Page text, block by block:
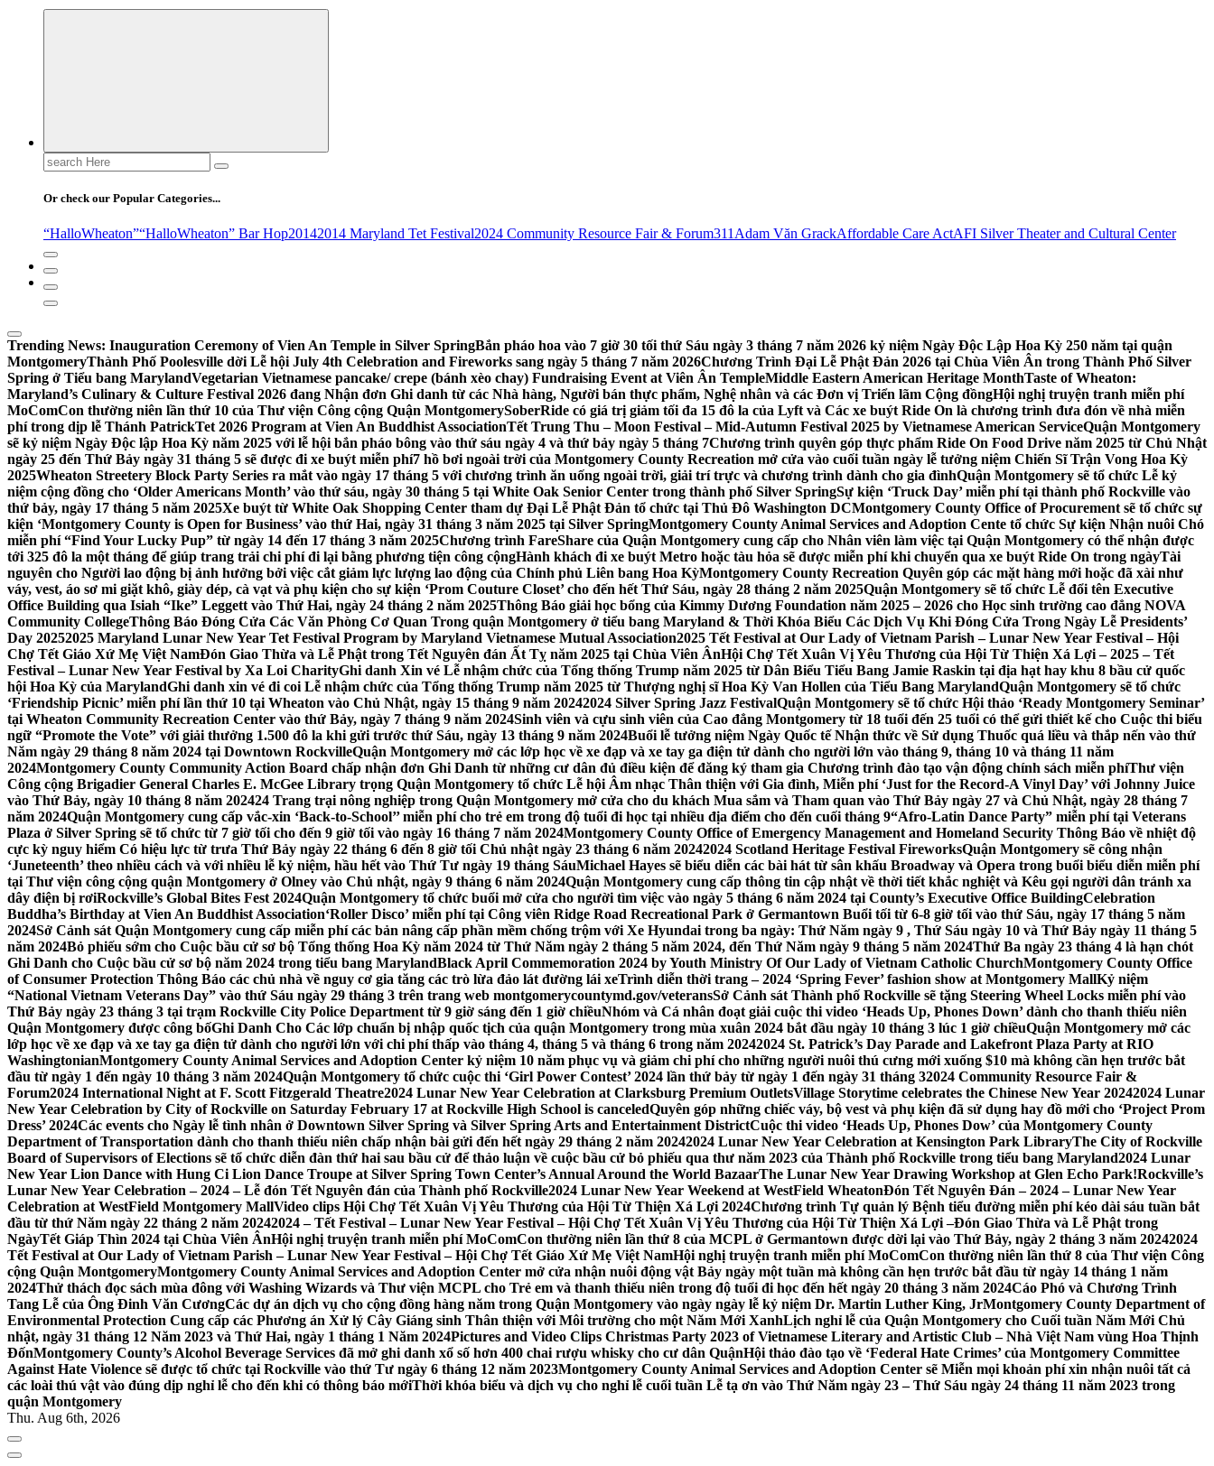
Search
for:
Or check our Popular Categories...
“HalloWheaton”“HalloWheaton” Bar Hop20142014 Maryland Tet Festival2024 Community Resource Fair & Forum311 Adam Văn GrackAffordable Care ActAFI Silver Theater and Cultural Center
Trending News: Inauguration Ceremony of Vien An Temple in Silver SpringBắn pháo hoa vào 7 giờ 30 tối thứ Sáu ngày 3 tháng 7 năm 2026 kỷ niệm Ngày Độc Lập Hoa Kỳ 250 năm tại quận
MontgomeryThành Phố Poolesville dời Lễ hội July 4th Celebration and Fireworks sang ngày 5 tháng 7 năm 2026Chương Trình Đại Lễ Phật Đản 2026 tại Chùa Viên Ân trong Thành Phố Silver
Spring ở Tiểu bang MarylandVegetarian Vietnamese pancake/ crepe (bánh xèo chay) Fundraising Event at Viên Ân TempleMiddle Eastern American Heritage MonthTaste of Wheaton:
Maryland’s Culinary & Culture Festival 2026 đang Nhận đơn Ghi danh từ các Nhà hàng, Người bán thực phẩm, Nghệ nhân và các Đơn vị Triển lãm Cộng đồngHội nghị truyện tranh miễn phí
MoComCon thường niên lần thứ 10 của Thư viện Công cộng Quận MontgomerySoberRide có giá trị giảm tối đa 15 đô la của Lyft và Các xe buýt Ride On là chương trình đưa đón về nhà miễn
phí trong dịp lễ Thánh PatrickTet 2026 Program at Vien An Buddhist AssociationTết Trung Thu – Moon Festival – Mid-Autumn Festival 2025 by Vietnamese American ServiceQuận Montgomery
sẽ kỷ niệm Ngày Độc lập Hoa Kỳ năm 2025 với lễ hội bắn pháo bông vào thứ sáu ngày 4 và thứ bảy ngày 5 tháng 7Chương trình quyên góp thực phẩm Ride On Food Drive năm 2025 từ Chủ Nhật
ngày 25 đến Thứ Bảy ngày 31 tháng 5 sẽ được đi xe buýt miễn phí7 hồ bơi ngoài trời của Montgomery County Recreation mở cửa vào cuối tuần ngày lễ tưởng niệm Chiến Sĩ Trận Vong Hoa Kỳ
2025Wheaton Streetery Block Party Series ra mắt vào ngày 17 tháng 5 với chương trình ăn uống ngoài trời, giải trí trực và chương trình dành cho gia đìnhQuận Montgomery sẽ tổ chức Lễ kỷ
niệm cộng đồng cho ‘Older Americans Month’ vào thứ sáu, ngày 30 tháng 5 tại White Oak Senior Center trong thành phố Silver SpringSự kiện ‘Truck Day’ miễn phí tại thành phố Rockville vào
thứ bảy, ngày 17 tháng 5 năm 2025Xe buýt từ White Oak Shopping Center tham dự Đại Lễ Phật Đản tổ chức tại Thủ Đô Washington DCMontgomery County Office of Procurement sẽ tổ chức sự
kiện ‘Montgomery County is Open for Business’ vào thứ Hai, ngày 31 tháng 3 năm 2025 tại Silver SpringMontgomery County Animal Services and Adoption Cente tổ chức Sự kiện Nhận nuôi Chó
miễn phí “Find Your Lucky Pup” từ ngày 14 đến 17 tháng 3 năm 2025Chương trình FareShare của Quận Montgomery cung cấp cho Nhân viên làm việc tại Quận Montgomery có thể nhận được
tới 325 đô la một tháng để giúp trang trải chi phí đi lại bằng phương tiện công cộngHành khách đi xe buýt Metro hoặc tàu hỏa sẽ được miễn phí khi chuyển qua xe buýt Ride On trong ngàyTài
nguyên cho Người lao động bị ảnh hưởng bởi việc cắt giảm lực lượng lao động của Chính phủ Liên bang Hoa KỳMontgomery County Recreation Quyên góp các mặt hàng mới hoặc đã xài như
váy, vest, áo sơ mi giặt khô, giày dép, cà vạt và phụ kiện cho sự kiện ‘Prom Couture Closet’ cho đến hết Thứ Sáu, ngày 28 tháng 2 năm 2025Quận Montgomery sẽ tổ chức Lễ đổi tên Executive
Office Building qua Isiah “Ike” Leggett vào Thứ Hai, ngày 24 tháng 2 năm 2025Thông Báo giải học bổng của Kimmy Dương Foundation năm 2025 – 2026 cho Học sinh trường cao đẳng NOVA
Community CollegeThông Báo Đóng Cửa Các Văn Phòng Cơ Quan Trong quận Montgomery ở tiểu bang Maryland & Thời Khóa Biểu Các Dịch Vụ Khi Đóng Cửa Trong Ngày Lễ Presidents’
Day 20252025 Maryland Lunar New Year Tet Festival Program by Maryland Vietnamese Mutual Association2025 Tết Festival at Our Lady of Vietnam Parish – Lunar New Year Festival – Hội
Chợ Tết Giáo Xứ Mẹ Việt NamĐón Giao Thừa và Lễ Phật trong Tết Nguyên đán Ất Tỵ năm 2025 tại Chùa Viên ÂnHội Chợ Tết Xuân Vị Yêu Thương của Hội Từ Thiện Xá Lợi – 2025 – Tết
Festival – Lunar New Year Festival by Xa Loi CharityGhi danh Xin vé Lễ nhậm chức của Tổng thống Trump năm 2025 từ Dân Biểu Tiểu Bang Jamie Raskin tại địa hạt hay khu 8 bầu cử quốc
hội Hoa Kỳ của MarylandGhi danh xin vé đi coi Lễ nhậm chức của Tổng thống Trump năm 2025 từ Thượng nghị sĩ Hoa Kỳ Van Hollen của Tiểu Bang MarylandQuận Montgomery sẽ tổ chức
‘Friendship Picnic’ miễn phí lần thứ 10 tại Wheaton vào Chủ Nhật, ngày 15 tháng 9 năm 20242024 Silver Spring Jazz FestivalQuận Montgomery sẽ tổ chức Hội thảo ‘Ready Montgomery Seminar’
tại Wheaton Community Recreation Center vào thứ Bảy, ngày 7 tháng 9 năm 2024Sinh viên và cựu sinh viên của Cao đẳng Montgomery từ 18 tuổi đến 25 tuổi có thể gửi thiết kế cho Cuộc thi biểu
ngữ “Promote the Vote” với giải thưởng 1.500 đô la khi gửi trước thứ Sáu, ngày 13 tháng 9 năm 2024Buổi lễ tưởng niệm Ngày Quốc tế Nhận thức về Sử dụng Thuốc quá liều và thắp nến vào thứ
Năm ngày 29 tháng 8 năm 2024 tại Downtown RockvilleQuận Montgomery mở các lớp học về xe đạp và xe tay ga điện tử dành cho người lớn vào tháng 9, tháng 10 và tháng 11 năm
2024Montgomery County Community Action Board chấp nhận đơn Ghi Danh từ những cư dân đủ điều kiện để đăng ký tham gia Chương trình đào tạo vận động chính sách miễn phíThư viện
Công cộng Brigadier General Charles E. McGee Library trọng Quận Montgomery tổ chức Lễ hội Âm nhạc Thân thiện với Gia đình, Miễn phí ‘Just for the Record-A Vinyl Day’ với Johnny Juice
vào Thứ Bảy, ngày 10 tháng 8 năm 202424 Trang trại nông nghiệp trong Quận Montgomery mở cửa cho du khách Mua sắm và Tham quan vào Thứ Bảy ngày 27 và Chủ Nhật, ngày 28 tháng 7
năm 2024Quận Montgomery cung cấp vắc-xin ‘Back-to-School’’ miễn phí cho trẻ em trong độ tuổi đi học tại nhiều địa điểm cho đến cuối tháng 9“Afro-Latin Dance Party” miễn phí tại Veterans
Plaza ở Silver Spring sẽ tổ chức từ 7 giờ tối cho đến 9 giờ tối vào ngày 16 tháng 7 năm 2024Montgomery County Office of Emergency Management and Homeland Security Thông Báo về nhiệt độ
cực kỳ nguy hiểm Có hiệu lực từ trưa Thứ Bảy ngày 22 tháng 6 đến 8 giờ tối Chủ nhật ngày 23 tháng 6 năm 20242024 Scotland Heritage Festival FireworksQuận Montgomery sẽ công nhận
‘Juneteenth’ theo nhiều cách và với nhiều lễ kỷ niệm, hầu hết vào Thứ Tư ngày 19 tháng SáuMichael Hayes sẽ biểu diễn các bài hát từ sân khấu Broadway và Opera trong buổi biểu diễn miễn phí
tại Thư viện công cộng quận Montgomery ở Olney vào Chủ nhật, ngày 9 tháng 6 năm 2024Quận Montgomery cung cấp thông tin cập nhật về thời tiết khắc nghiệt và Kêu gọi người dân tránh xa
dây điện bị rơiRockville’s Global Bites Fest 2024Quận Montgomery tổ chức buổi mở cửa cho người tìm việc vào ngày 5 tháng 6 năm 2024 tại County’s Executive Office BuildingCelebration
Buddha’s Birthday at Vien An Buddhist Association‘Roller Disco’ miễn phí tại Công viên Ridge Road Recreational Park ở Germantown Buổi tối từ 6-8 giờ tối vào thứ Sáu, ngày 17 tháng 5 năm
2024Sở Cảnh sát Quận Montgomery cung cấp miễn phí các bản nâng cấp phần mềm chống trộm với Xe Hyundai trong ba ngày: Thứ Năm ngày 9 , Thứ Sáu ngày 10 và Thứ Bảy ngày 11 tháng 5
năm 2024Bỏ phiếu sớm cho Cuộc bầu cử sơ bộ Tổng thống Hoa Kỳ năm 2024 từ Thứ Năm ngày 2 tháng 5 năm 2024, đến Thứ Năm ngày 9 tháng 5 năm 2024Thứ Ba ngày 23 tháng 4 là hạn chót
Ghi Danh cho Cuộc bầu cử sơ bộ năm 2024 trong tiểu bang MarylandBlack April Commemoration 2024 by Youth Ministry Of Our Lady of Vietnam Catholic ChurchMontgomery County Office
of Consumer Protection Thông Báo các chủ nhà về nguy cơ gia tăng các trò lừa đảo lát đường lái xeTrình diễn thời trang – 2024 ‘Spring Fever’ fashion show at Montgomery MallKỷ niệm
“National Vietnam Veterans Day” vào thứ Sáu ngày 29 tháng 3 trên trang web montgomerycountymd.gov/veteransSở Cảnh sát Thành phố Rockville sẽ tặng Steering Wheel Locks miễn phí vào
Thứ Bảy ngày 23 tháng 3 tại trạm Rockville City Police Department từ 9 giờ sáng đến 1 giờ chiềuNhóm và Cá nhân đoạt giải cuộc thi video ‘Heads Up, Phones Down’ dành cho thanh thiếu niên
Quận Montgomery được công bốGhi Danh Cho Các lớp chuẩn bị nhập quốc tịch của quận Montgomery trong mùa xuân 2024 bắt đầu ngày 10 tháng 3 lúc 1 giờ chiềuQuận Montgomery mở các
lớp học về xe đạp và xe tay ga điện tử dành cho người lớn với chi phí thấp vào tháng 4, tháng 5 và tháng 6 trong năm 20242024 St. Patrick’s Day Parade and Lakefront Plaza Party at RIO
WashingtonianMontgomery County Animal Services and Adoption Center kỷ niệm 10 năm phục vụ và giảm chi phí cho những người nuôi thú cưng mới xuống $10 mà không cần hẹn trước bắt
đầu từ ngày 1 đến ngày 10 tháng 3 năm 2024Quận Montgomery tổ chức cuộc thi ‘Girl Power Contest’ 2024 lần thứ bảy từ ngày 1 đến ngày 31 tháng 32024 Community Resource Fair &
Forum2024 International Night at F. Scott Fitzgerald Theatre2024 Lunar New Year Celebration at Clarksburg Premium OutletsVillage Storytime celebrates the Chinese New Year 20242024 Lunar
New Year Celebration by City of Rockville on Saturday February 17 at Rockville High School is canceledQuyên góp những chiếc váy, bộ vest và phụ kiện đã sử dụng hay đồ mới cho ‘Project Prom
Dress’ 2024Các events cho Ngày lễ tình nhân ở Downtown Silver Spring và Silver Spring Arts and Entertainment DistrictCuộc thi video ‘Heads Up, Phones Dow’ của Montgomery County
Department of Transportation dành cho thanh thiếu niên chấp nhận bài gửi đến hết ngày 29 tháng 2 năm 20242024 Lunar New Year Celebration at Kensington Park LibraryThe City of Rockville
Board of Supervisors of Elections sẽ tổ chức diễn đàn thứ hai sau bầu cử để thảo luận về cuộc bầu cử bỏ phiếu qua thư năm 2023 của Thành phố Rockville trong tiểu bang Maryland2024 Lunar
New Year Lion Dance with Hung Ci Lion Dance Troupe at Silver Spring Town Center’s Annual Around the World BazaarThe Lunar New Year Drawing Workshop at Glen Echo Park!Rockville’s
Lunar New Year Celebration – 2024 – Lễ đón Tết Nguyên đán của Thành phố Rockville2024 Lunar New Year Weekend at WestField WheatonĐón Tết Nguyên Đán – 2024 – Lunar New Year
Celebration at WestField Montgomery MallVideo clips Hội Chợ Tết Xuân Vị Yêu Thương của Hội Từ Thiện Xá Lợi 2024Chương trình Tự quản lý Bệnh tiểu đường miễn phí kéo dài sáu tuần bắt
đầu từ thứ Năm ngày 22 tháng 2 năm 20242024 – Tết Festival – Lunar New Year Festival – Hội Chợ Tết Xuân Vị Yêu Thương của Hội Từ Thiện Xá Lợi –Đón Giao Thừa và Lễ Phật trong
NgàyTết Giáp Thìn 2024 tại Chùa Viên ÂnHội nghị truyện tranh miễn phí MoComCon thường niên lần thứ 8 của MCPL ở Germantown được dời lại vào Thứ Bảy, ngày 2 tháng 3 năm 20242024
Tết Festival at Our Lady of Vietnam Parish – Lunar New Year Festival – Hội Chợ Tết Giáo Xứ Mẹ Việt NamHội nghị truyện tranh miễn phí MoComCon thường niên lần thứ 8 của Thư viện Công
cộng Quận MontgomeryMontgomery County Animal Services and Adoption Center mở cửa nhận nuôi động vật Bảy ngày một tuần mà không cần hẹn trước bắt đầu từ ngày 14 tháng 1 năm
2024Thử thách đọc sách mùa đông với Washing Wizards và Thư viện MCPL cho Trẻ em và thanh thiếu niên trong độ tuổi đi học đến hết ngày 20 tháng 3 năm 2024Cáo Phó và Chương Trình
Tang Lễ của Ông Đinh Văn CươngCác dự án dịch vụ cho cộng đồng hàng năm trong Quận Montgomery vào ngày ngày lễ kỷ niệm Dr. Martin Luther King, JrMontgomery County Department of
Environmental Protection Cung cấp các Phương án Xử lý Cây Giáng sinh Thân thiện với Môi trường cho một Năm Mới XanhLịch nghỉ lễ của Quận Montgomery cho Cuối tuần Năm Mới Chủ
nhật, ngày 31 tháng 12 Năm 2023 và Thứ Hai, ngày 1 tháng 1 Năm 2024Pictures and Video Clips Christmas Party 2023 of Vietnamese Literary and Artistic Club – Nhà Việt Nam vùng Hoa Thịnh
ĐốnMontgomery County’s Alcohol Beverage Services đã mở ghi danh xổ số hơn 400 chai rượu whisky cho cư dân QuậnHội thảo đào tạo về ‘Federal Hate Crimes’ của Montgomery Committee
Against Hate Violence sẽ được tổ chức tại Rockville vào thứ Tư ngày 6 tháng 12 năm 2023Montgomery County Animal Services and Adoption Center sẽ Miễn mọi khoản phí xin nhận nuôi tất cả
các loài thú vật vào đúng dịp nghỉ lễ cho đến khi có thông báo mớiThời khóa biểu và dịch vụ cho nghỉ lễ cuối tuần Lễ tạ ơn vào Thứ Năm ngày 23 – Thứ Sáu ngày 24 tháng 11 năm 2023 trong
quận Montgomery
Thu. Aug 6th, 2026